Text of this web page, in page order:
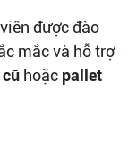
được đào
mắc và hỗ trợ
hoặc pallet